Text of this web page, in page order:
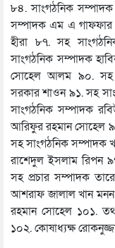
৮৪. সাংগঠনিক
সম্পাদক এম এ
হীরা ৮৭. সহ
সাংগঠনিক সম্পাদক
সোহেল আলম ৯০. সহ
সরকার শাওন ৯১. সহ
সাংগঠনিক সম্পাদক
আরিফুর রহমান সোহেল
সহ সাংগঠনিক সম্পাদক
রাশেদুল ইসলাম রিপন
সহ প্রচার সম্পাদক
আশরাফ জালাল খান
রহমান সোহেল ১০১.
১০২. কোষাধ্যক্ষ